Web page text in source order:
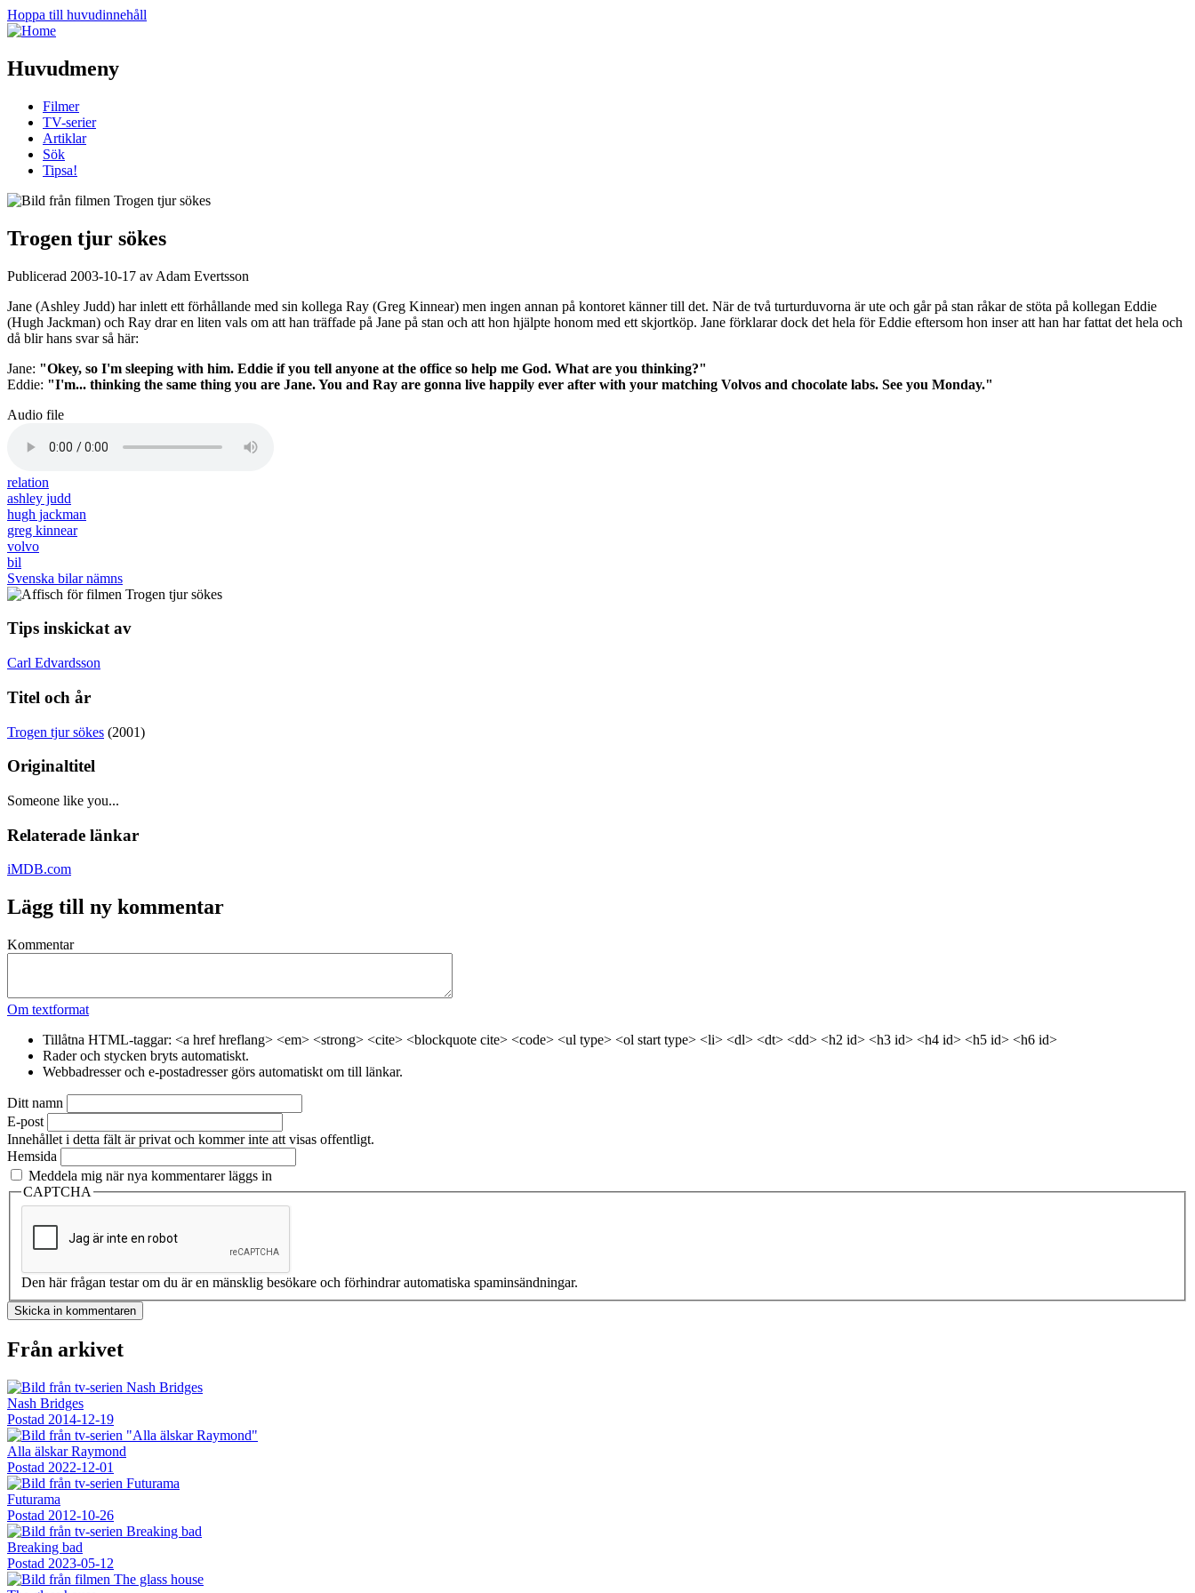
Hoppa till huvudinnehåll
Huvudmeny
Filmer
TV-serier
Artiklar
Sök
Tipsa!
Trogen tjur sökes
Publicerad 2003-10-17 av Adam Evertsson
Jane (Ashley Judd) har inlett ett förhållande med sin kollega Ray (Greg Kinnear) men ingen annan på kontoret känner till det. När de två turturduvorna är ute och går på stan råkar de stöta på kollegan Eddie
(Hugh Jackman) och Ray drar en liten vals om att han träffade på Jane på stan och att hon hjälpte honom med ett skjortköp. Jane förklarar dock det hela för Eddie eftersom hon inser att han har fattat det hela och
då blir hans svar så här:
Jane: "Okey, so I'm sleeping with him. Eddie if you tell anyone at the office so help me God. What are you thinking?"
Eddie: "I'm... thinking the same thing you are Jane. You and Ray are gonna live happily ever after with your matching Volvos and chocolate labs. See you Monday."
Audio file
relation
ashley judd
hugh jackman
greg kinnear
volvo
bil
Svenska bilar nämns
Tips inskickat av
Carl Edvardsson
Titel och år
Trogen tjur sökes (2001)
Originaltitel
Someone like you...
Relaterade länkar
iMDB.com
Lägg till ny kommentar
Kommentar
Om textformat
Tillåtna HTML-taggar: <a href hreflang> <em> <strong> <cite> <blockquote cite> <code> <ul type> <ol start type> <li> <dl> <dt> <dd> <h2 id> <h3 id> <h4 id> <h5 id> <h6 id>
Rader och stycken bryts automatiskt.
Webbadresser och e-postadresser görs automatiskt om till länkar.
Ditt namn
E-post
Innehållet i detta fält är privat och kommer inte att visas offentligt.
Hemsida
Meddela mig när nya kommentarer läggs in
CAPTCHA
Den här frågan testar om du är en mänsklig besökare och förhindrar automatiska spaminsändningar.
Från arkivet
Nash Bridges
Postad 2014-12-19
Alla älskar Raymond
Postad 2022-12-01
Futurama
Postad 2012-10-26
Breaking bad
Postad 2023-05-12